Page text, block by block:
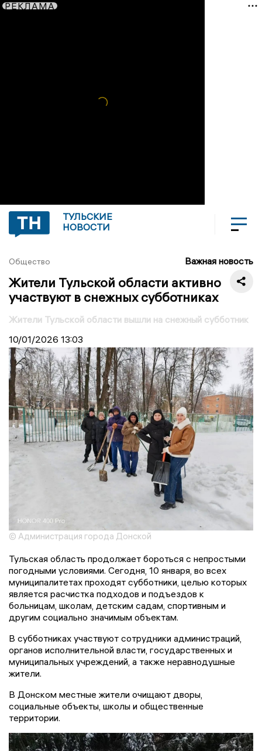
РЕКЛАМА
ТУЛЬСКИЕ
НОВОСТИ
Общество Важная новость
Жители Тульской области активно
участвуют в снежных субботниках
Жители Тульской области вышли на снежный субботник
10/01/2026 13:03
© Администрация города Донской
Тульская область продолжает бороться с непростыми
погодными условиями. Сегодня, 10 января, во всех
муниципалитетах проходят субботники, целью которых
является расчистка подходов и подъездов к
больницам, школам, детским садам, спортивным и
другим социально значимым объектам.
В субботниках участвуют сотрудники администраций,
органов исполнительной власти, государственных и
муниципальных учреждений, а также неравнодушные
жители.
В Донском местные жители очищают дворы,
социальные объекты, школы и общественные
территории.